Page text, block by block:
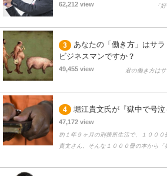
62,212 view 「
3
あなたの「働き方」はサ
ビジネスマンですか？
49,455 view 君の働き方は
4 堀江貴文氏が『獄中で号
47,172 view
約１年９ヶ月の刑務所生活で、１００
貴文さん。そんな１０００冊の本から